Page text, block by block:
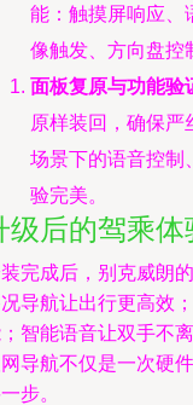
能：触摸屏响应、
像触发、方向盘控
面板复原与功能验
原样装回，确保严
场景下的语音控制
验完美。
级后的驾乘体
完成后，别克威朗
导航让出行更高效
智能语音让双手不
导航不仅是一次硬
步。